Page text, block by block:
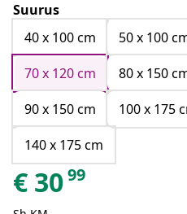
Suurus
40 x 100 cm
50 x 100
70 x 120 cm
80 x 150
90 x 150 cm
100 x 175
140 x 175 cm
€ 3099